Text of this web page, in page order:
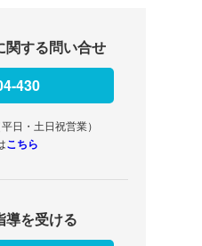
関する問い合せ
430
日・土日祝営業）
こちら
導を受ける